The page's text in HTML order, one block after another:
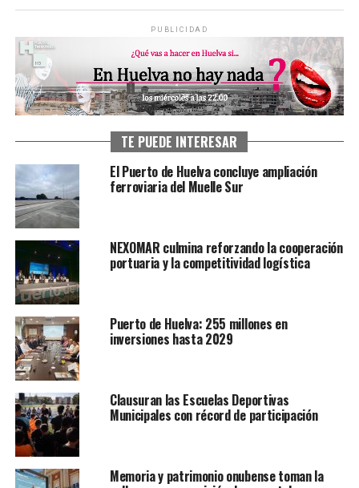
PUBLICIDAD
TE PUEDE INTERESAR
El Puerto de Huelva concluye ampliación
ferroviaria del Muelle Sur
NEXOMAR culmina reforzando la cooperación
portuaria y la competitividad logística
Puerto de Huelva: 255 millones en
inversiones hasta 2029
Clausuran las Escuelas Deportivas
Municipales con récord de participación
Memoria y patrimonio onubense toman la